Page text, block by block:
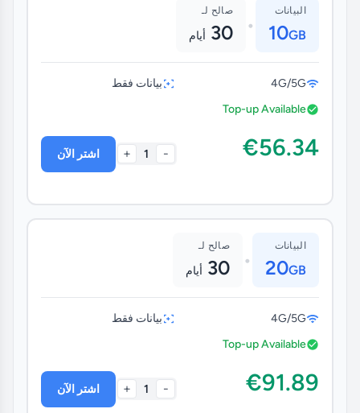
البيانات
10GB
•
صالح لـ
30 أيام
4G/5G
بيانات فقط
Top-up Available
€56.34
-
1
+ اشتر الآن
البيانات
20GB
•
صالح لـ
30 أيام
4G/5G
بيانات فقط
Top-up Available
€91.89
-
1
+ اشتر الآن